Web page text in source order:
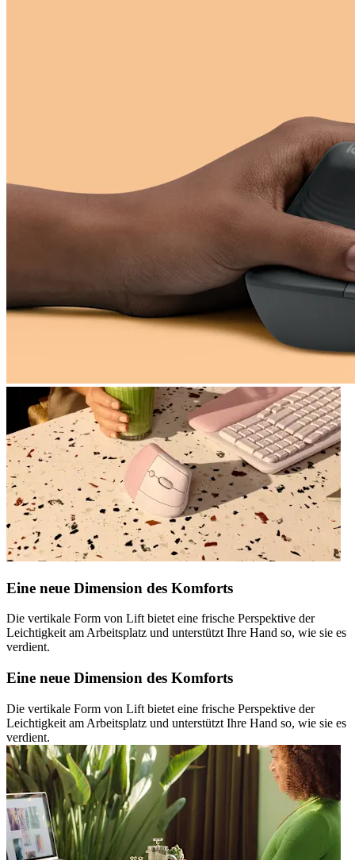
Eine neue Dimension des Komforts
Die vertikale Form von Lift bietet eine frische Perspektive der
Leichtigkeit am Arbeitsplatz und unterstützt Ihre Hand so, wie sie es
verdient.
Eine neue Dimension des Komforts
Die vertikale Form von Lift bietet eine frische Perspektive der
Leichtigkeit am Arbeitsplatz und unterstützt Ihre Hand so, wie sie es
verdient.